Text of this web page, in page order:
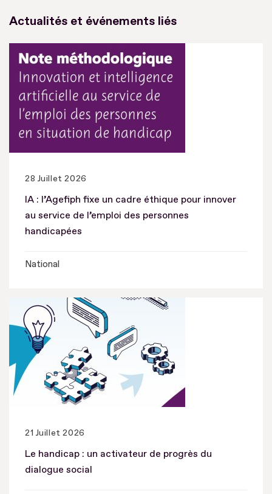
Actualités et événements liés
28 Juillet 2026
IA : l’Agefiph fixe un cadre éthique pour innover
au service de l’emploi des personnes
handicapées
National
21 Juillet 2026
Le handicap : un activateur de progrès du
dialogue social